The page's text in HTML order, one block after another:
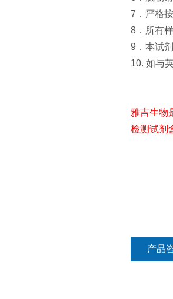
7．严格
8．所有
9．本试
10. 如与
雅吉生物
检测试剂
产品